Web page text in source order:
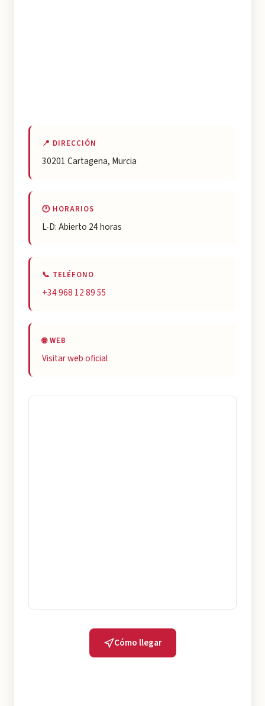
📍 DIRECCIÓN
30201 Cartagena, Murcia
🕐 HORARIOS
L-D: Abierto 24 horas
📞 TELÉFONO
+34 968 12 89 55
🌐 WEB
Visitar web oficial
Cómo llegar